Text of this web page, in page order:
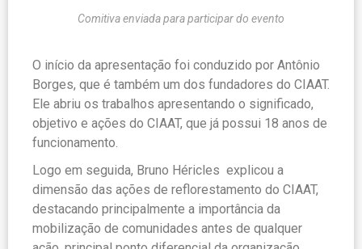
Comitiva enviada para participar do evento
O início da apresentação foi conduzido por Antônio
Borges, que é também um dos fundadores do CIAAT.
Ele abriu os trabalhos apresentando o significado,
objetivo e ações do CIAAT, que já possui 18 anos de
funcionamento.
Logo em seguida, Bruno Héricles explicou a
dimensão das ações de reflorestamento do CIAAT,
destacando principalmente a importância da
mobilização de comunidades antes de qualquer